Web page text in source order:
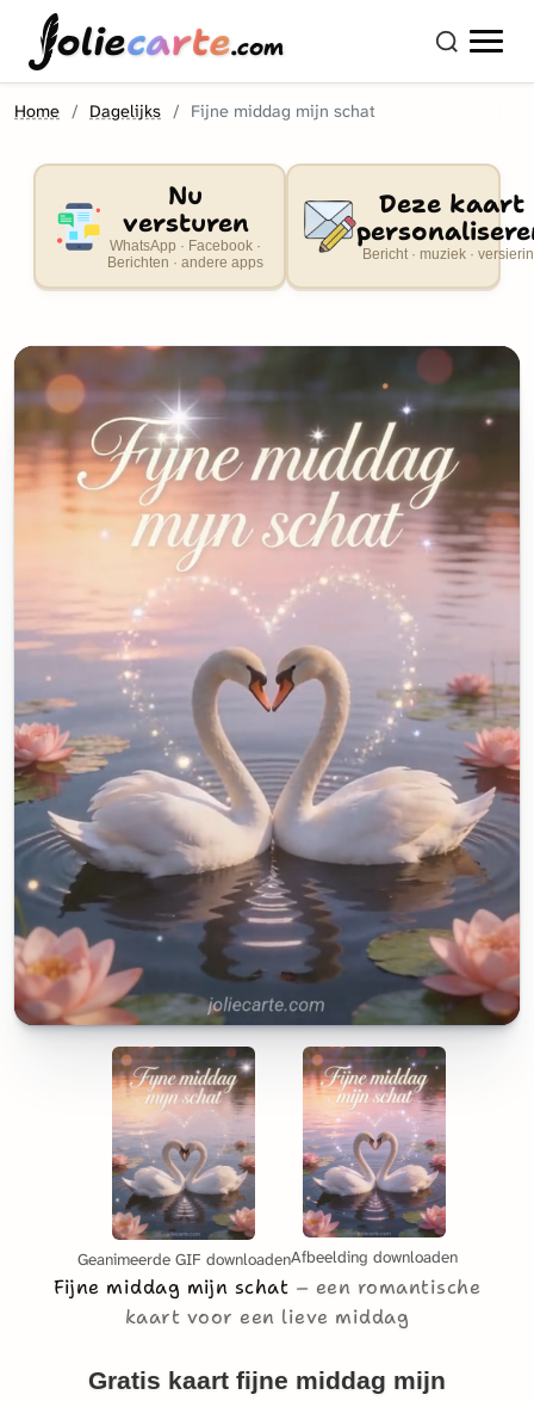
oliecarte.com
Home Dagelijks Fijne middag mijn schat
Nu
versturen
WhatsApp · Facebook ·
Berichten · andere apps
Deze kaart
Bericht · muziek ·
Geanimeerde GIF downloadenAfbeelding downloaden
Fijne middag mijn schat
een romantische
kaart voor een lieve middag
Gratis kaart fijne middag mijn